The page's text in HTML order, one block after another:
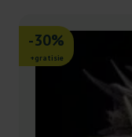
-30%
+gratisie